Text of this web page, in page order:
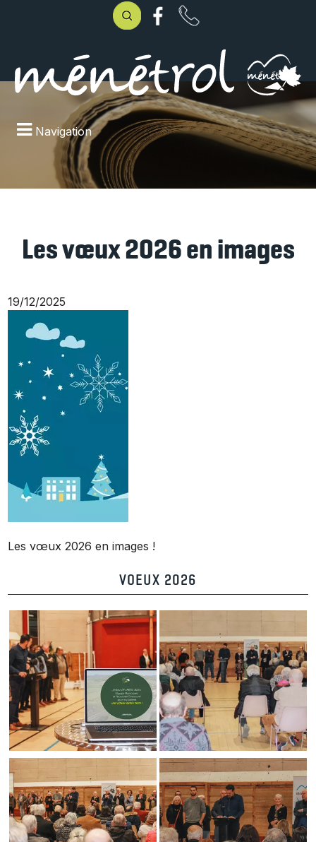
Navigation
Les vœux 2026 en images
19/12/2025
Les vœux 2026 en images !
VOEUX 2026